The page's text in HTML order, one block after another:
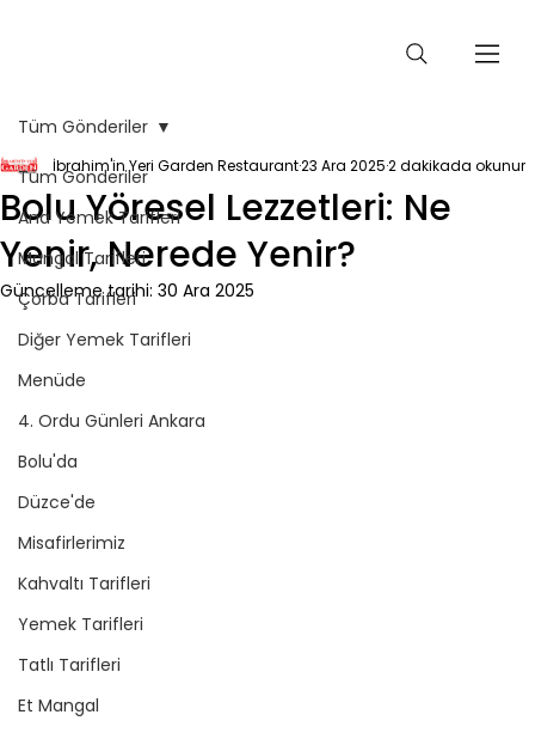
Tüm Gönderiler
Ana Yemek Tarifleri
Mangal Tarifleri
Çorba Tarifleri
Diğer Yemek Tarifleri
Menüde
4. Ordu Günleri Ankara
Bolu'da
Düzce'de
Misafirlerimiz
Kahvaltı Tarifleri
Yemek Tarifleri
Tatlı Tarifleri
Et Mangal
Tüm Gönderiler
Bolu Yöresel Lezzetleri: Ne
Yenir, Nerede Yenir?
İbrahim'in Yeri Garden Restaurant23 Ara 20252 dakikada okunur
Güncelleme tarihi: 30 Ara 2025